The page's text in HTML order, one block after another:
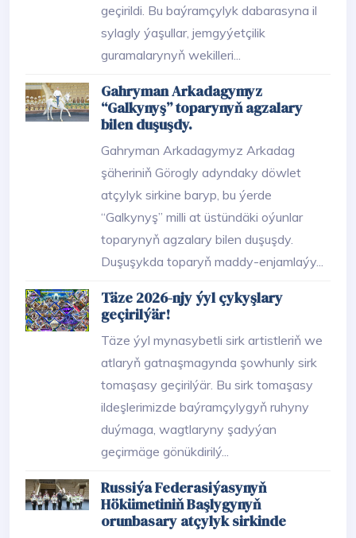
geçirildi. Bu baýramçylyk dabarasyna il
sylagly ýaşullar, jemgyýetçilik
guramalarynyň wekilleri...
Gahryman Arkadagymyz
“Galkynyş” toparynyň agzalary
bilen duşuşdy.
Gahryman Arkadagymyz Arkadag
şäheriniň Görogly adyndaky döwlet
atçylyk sirkine baryp, bu ýerde
“Galkynyş” milli at üstündäki oýunlar
toparynyň agzalary bilen duşuşdy.
Duşuşykda toparyň maddy-enjamlaýy...
Täze 2026-njy ýyl çykyşlary
geçirilýär!
Täze ýyl mynasybetli sirk artistleriň we
atlaryň gatnaşmagynda şowhunly sirk
tomaşasy geçirilýär. Bu sirk tomaşasy
ildeşlerimizde baýramçylygyň ruhyny
duýmaga, wagtlaryny şadyýan
geçirmäge gönükdirilý...
Russiýa Federasiýasynyň
Hökümetiniň Başlygynyň
orunbasary atçylyk sirkinde